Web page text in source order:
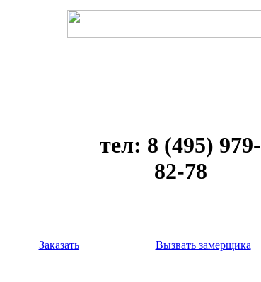
тел: 8 (495) 979-
82-78
Заказать Вызвать замерщика